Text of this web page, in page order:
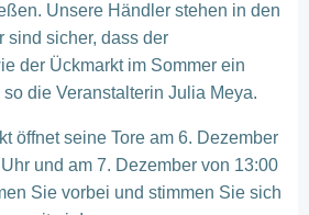
Unsere Händler stehen in den
sind sicher, dass der
der Ückmarkt im Sommer ein
so die Veranstalterin Julia Meya.
öffnet seine Tore am 6. Dezember
und am 7. Dezember von 13:00
Sie vorbei und stimmen Sie sich